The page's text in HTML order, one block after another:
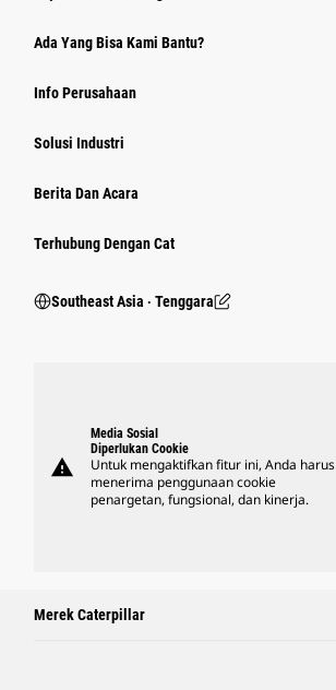
Ada Yang Bisa Kami Bantu?
Info Perusahaan
Solusi Industri
Berita Dan Acara
Terhubung Dengan Cat
Southeast Asia ‧ Tenggara
warning
Media Sosial
Diperlukan Cookie
Untuk mengaktifkan fitur ini, Anda harus
menerima penggunaan cookie
penargetan, fungsional, dan kinerja.
Merek Caterpillar